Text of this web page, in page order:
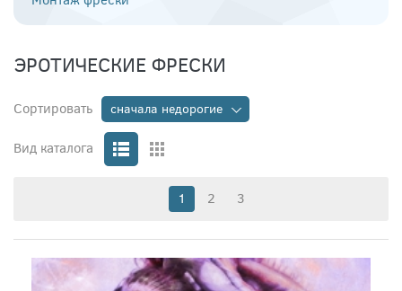
ЭРОТИЧЕСКИЕ ФРЕСКИ
Сортировать сначала недорогие
Вид каталога
1 2 3